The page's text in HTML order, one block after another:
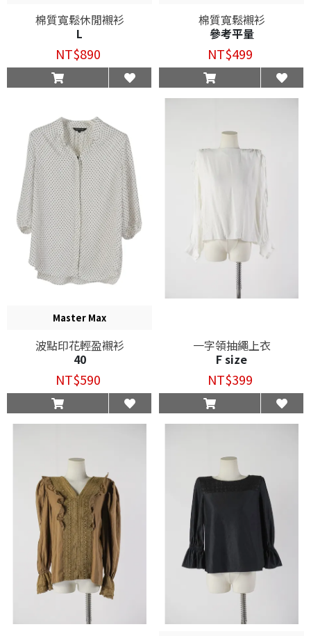
棉質寬鬆休閒襯衫
L
NT$890
棉質寬鬆襯衫
參考平量
NT$499
Master Max
波點印花輕盈襯衫
40
NT$590
一字領抽繩上衣
F size
NT$399